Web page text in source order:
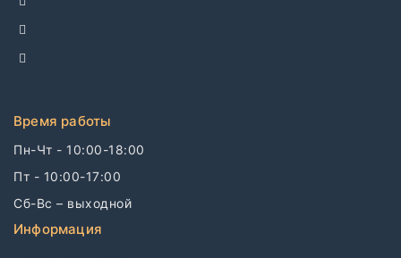
Время работы
Пн-Чт - 10:00-18:00
Пт - 10:00-17:00
Сб-Вс – выходной
Информация